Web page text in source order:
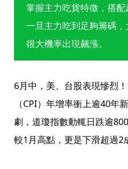
掌握主力吃貨特徵，搭配
一旦主力吃到足夠籌碼
很大機率出現飆漲。
6月中，美、台股表現慘烈
（CPI）年增率衝上逾40年
劇，道瓊指數動輒日跌逾
較1月高點，更是下滑超過2